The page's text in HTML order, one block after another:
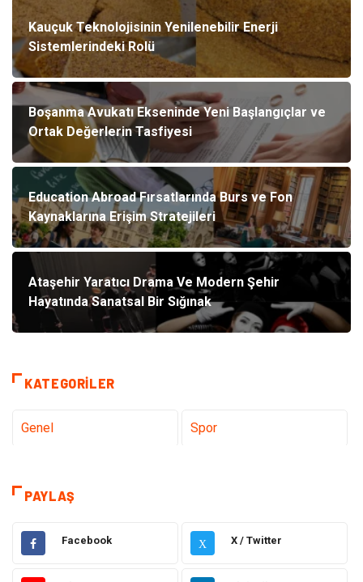
Kauçuk Teknolojisinin Yenilenebilir Enerji
Sistemlerindeki Rolü
Boşanma Avukatı Ekseninde Yeni Başlangıçlar ve
Ortak Değerlerin Tasfiyesi
Education Abroad Fırsatlarında Burs ve Fon
Kaynaklarına Erişim Stratejileri
Ataşehir Yaratıcı Drama Ve Modern Şehir
Hayatında Sanatsal Bir Sığınak
KATEGORILER
Genel Spor
Müzik İnternet
PAYLAŞ
Facebook X X / Twitter